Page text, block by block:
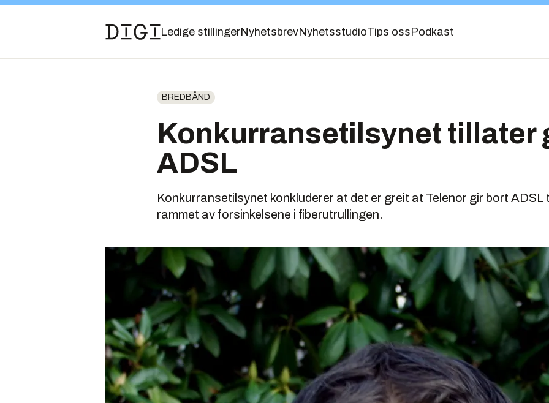
Ledige stillingerNyhetsbrevNyhetsstudioTips oss Podkast
BREDBÅND
Konkurransetilsynet tillater
ADSL
Konkurransetilsynet konkluderer at det er greit at Telenor gir bort ADSL
rammet av forsinkelsene i fiberutrullingen.